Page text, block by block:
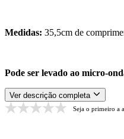
Medidas: 35,5cm de
Pode ser levado ao micro-
Ver descrição completa
Seja o primeiro a